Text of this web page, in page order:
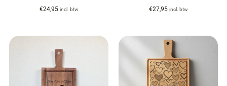
€24,95 incl. btw €27,95 incl. btw